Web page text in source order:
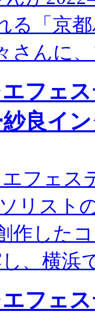
る「京
さんに
エフェ
良イ
フェス
リスト
作した
、横浜
エフェ